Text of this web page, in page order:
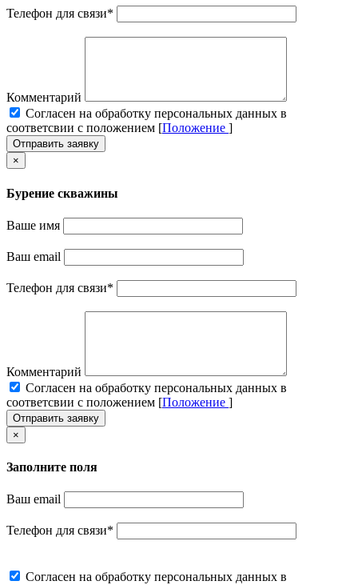
Телефон для связи*
Комментарий
Cогласен на обработку персональных данных в
соответсвии с положением [Положение ]
Отправить заявку
×
Бурение скважины
Ваше имя
Ваш email
Телефон для связи*
Комментарий
Cогласен на обработку персональных данных в
соответсвии с положением [Положение ]
Отправить заявку
×
Заполните поля
Ваш email
Телефон для связи*
Cогласен на обработку персональных данных в